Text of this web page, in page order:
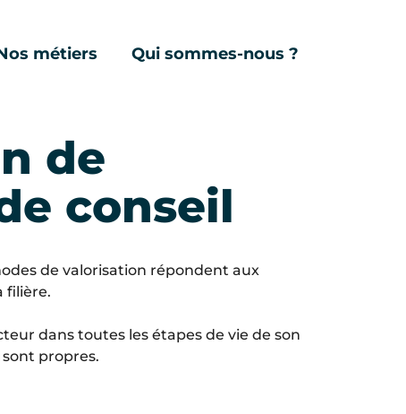
métiers
Qui sommes-nous ?
de
conseil
de valorisation répondent aux
filière.
dans toutes les étapes de vie de son
propres.